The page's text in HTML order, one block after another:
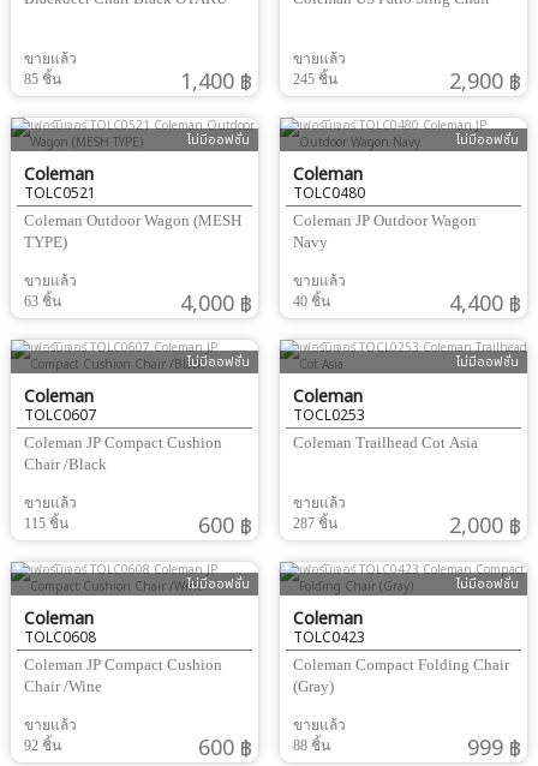
ขายแล้ว
85 ชิ้น
1,400 ฿
ขายแล้ว
245 ชิ้น
2,900 ฿
ไม่มีออฟชั่น
Coleman
TOLC0521
Coleman Outdoor Wagon (MESH
TYPE)
ขายแล้ว
63 ชิ้น
4,000 ฿
ไม่มีออฟชั่น
Coleman
TOLC0480
Coleman JP Outdoor Wagon
Navy
ขายแล้ว
40 ชิ้น
4,400 ฿
ไม่มีออฟชั่น
Coleman
TOLC0607
Coleman JP Compact Cushion
Chair /Black
ขายแล้ว
115 ชิ้น
600 ฿
ไม่มีออฟชั่น
Coleman
TOCL0253
Coleman Trailhead Cot Asia
ขายแล้ว
287 ชิ้น
2,000 ฿
ไม่มีออฟชั่น
Coleman
TOLC0608
Coleman JP Compact Cushion
Chair /Wine
ขายแล้ว
92 ชิ้น
600 ฿
ไม่มีออฟชั่น
Coleman
TOLC0423
Coleman Compact Folding Chair
(Gray)
ขายแล้ว
88 ชิ้น
999 ฿